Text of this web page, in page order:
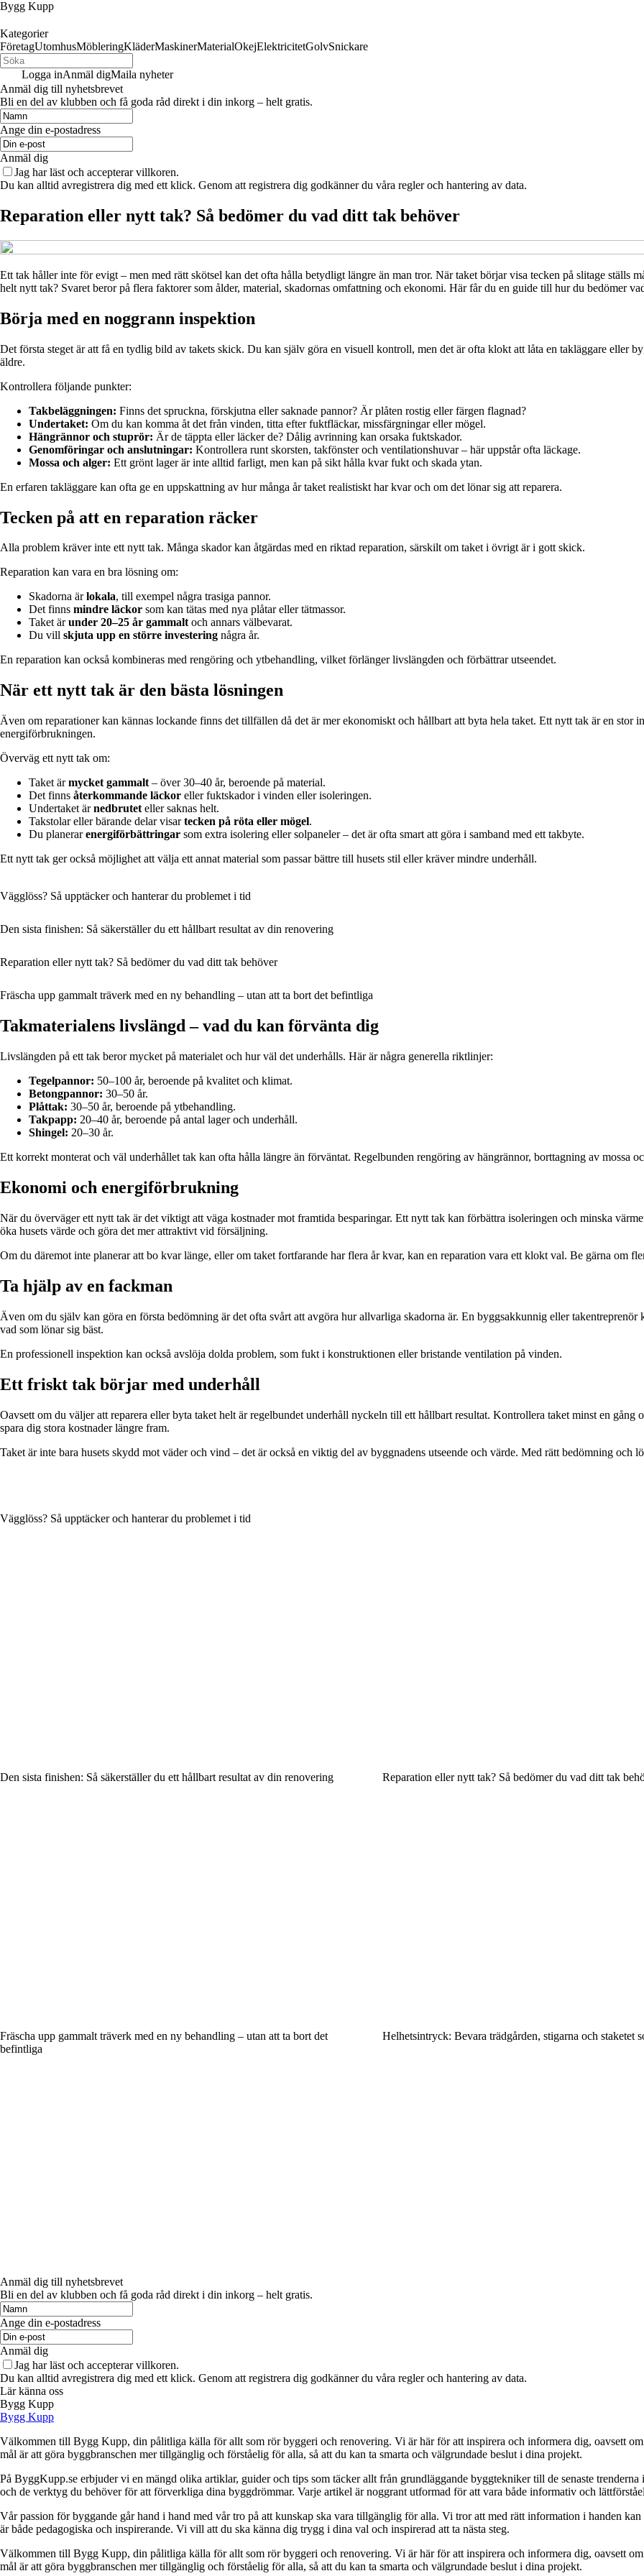
Bygg Kupp
Kategorier
FöretagUtomhusMöbleringKläderMaskinerMaterialOkejElektricitetGolvSnickare
Logga inAnmäl digMaila nyheter
Anmäl dig till nyhetsbrevet
Bli en del av klubben och få goda råd direkt i din inkorg – helt gratis.
Ange din e-postadress
Anmäl dig
Jag har läst och accepterar villkoren.
Du kan alltid avregistrera dig med ett klick. Genom att registrera dig godkänner du våra regler och hantering av data.
Reparation eller nytt tak? Så bedömer du vad ditt tak behöver
Ett tak håller inte för evigt – men med rätt skötsel kan det ofta hålla betydligt längre än man tror. När taket börjar visa tecken på slitage ställs
helt nytt tak? Svaret beror på flera faktorer som ålder, material, skadornas omfattning och ekonomi. Här får du en guide till hur du bedömer
Börja med en noggrann inspektion
Det första steget är att få en tydlig bild av takets skick. Du kan själv göra en visuell kontroll, men det är ofta klokt att låta en takläggare eller
äldre.
Kontrollera följande punkter:
Takbeläggningen: Finns det spruckna, förskjutna eller saknade pannor? Är plåten rostig eller färgen flagnad?
Undertaket: Om du kan komma åt det från vinden, titta efter fuktfläckar, missfärgningar eller mögel.
Hängrännor och stuprör: Är de täppta eller läcker de? Dålig avrinning kan orsaka fuktskador.
Genomföringar och anslutningar: Kontrollera runt skorsten, takfönster och ventilationshuvar – här uppstår ofta läckage.
Mossa och alger: Ett grönt lager är inte alltid farligt, men kan på sikt hålla kvar fukt och skada ytan.
En erfaren takläggare kan ofta ge en uppskattning av hur många år taket realistiskt har kvar och om det lönar sig att reparera.
Tecken på att en reparation räcker
Alla problem kräver inte ett nytt tak. Många skador kan åtgärdas med en riktad reparation, särskilt om taket i övrigt är i gott skick.
Reparation kan vara en bra lösning om:
Skadorna ärlokala, till exempel några trasiga pannor.
Det finns mindre läckor som kan tätas med nya plåtar eller tätmassor.
Taket ärunder 20–25 år gammaltoch annars välbevarat.
Du vill skjuta upp en större investering några år.
En reparation kan också kombineras med rengöring och ytbehandling, vilket förlänger livslängden och förbättrar utseendet.
När ett nytt tak är den bästa lösningen
Även om reparationer kan kännas lockande finns det tillfällen då det är mer ekonomiskt och hållbart att byta hela taket. Ett nytt tak är en stor
energiförbrukningen.
Överväg ett nytt tak om:
Taket ärmycket gammalt – över 30–40 år, beroende på material.
Det finns återkommande läckor eller fuktskador i vinden eller isoleringen.
Undertaket ärnedbrutet eller saknas helt.
Takstolar eller bärande delar visartecken på röta eller mögel.
Du planerarenergiförbättringar som extra isolering eller solpaneler – det är ofta smart att göra i samband med ett takbyte.
Ett nytt tak ger också möjlighet att välja ett annat material som passar bättre till husets stil eller kräver mindre underhåll.
Vägglöss? Så upptäcker och hanterar du problemet i tid
Den sista finishen: Så säkerställer du ett hållbart resultat av din renovering
Reparation eller nytt tak? Så bedömer du vad ditt tak behöver
Fräscha upp gammalt träverk med en ny behandling – utan att ta bort det befintliga
Takmaterialens livslängd – vad du kan förvänta dig
Livslängden på ett tak beror mycket på materialet och hur väl det underhålls. Här är några generella riktlinjer:
Tegelpannor: 50–100 år, beroende på kvalitet och klimat.
Betongpannor: 30–50 år.
Plåttak: 30–50 år, beroende på ytbehandling.
Takpapp: 20–40 år, beroende på antal lager och underhåll.
Shingel: 20–30 år.
Ett korrekt monterat och väl underhållet tak kan ofta hålla längre än förväntat. Regelbunden rengöring av hängrännor, borttagning av mossa
Ekonomi och energiförbrukning
När du överväger ett nytt tak är det viktigt att väga kostnader mot framtida besparingar. Ett nytt tak kan förbättra isoleringen och minska
öka husets värde och göra det mer attraktivt vid försäljning.
Om du däremot inte planerar att bo kvar länge, eller om taket fortfarande har flera år kvar, kan en reparation vara ett klokt val. Be gärna om
Ta hjälp av en fackman
Även om du själv kan göra en första bedömning är det ofta svårt att avgöra hur allvarliga skadorna är. En byggsakkunnig eller
vad som lönar sig bäst.
En professionell inspektion kan också avslöja dolda problem, som fukt i konstruktionen eller bristande ventilation på vinden.
Ett friskt tak börjar med underhåll
Oavsett om du väljer att reparera eller byta taket helt är regelbundet underhåll nyckeln till ett hållbart resultat. Kontrollera taket minst en gång
spara dig stora kostnader längre fram.
Taket är inte bara husets skydd mot väder och vind – det är också en viktig del av byggnadens utseende och värde. Med rätt bedömning och
Vägglöss? Så upptäcker och hanterar du problemet i tid
Den sista finishen: Så säkerställer du ett hållbart resultat av din renovering Reparation eller nytt tak? Så bedömer du vad ditt tak
Fräscha upp gammalt träverk med en ny behandling – utan att ta bort det
befintliga
Helhetsintryck: Bevara trädgården, stigarna och staketet
Anmäl dig till nyhetsbrevet
Bli en del av klubben och få goda råd direkt i din inkorg – helt gratis.
Ange din e-postadress
Anmäl dig
Jag har läst och accepterar villkoren.
Du kan alltid avregistrera dig med ett klick. Genom att registrera dig godkänner du våra regler och hantering av data.
Lär känna oss
Bygg Kupp
Bygg Kupp
Välkommen till Bygg Kupp, din pålitliga källa för allt som rör byggeri och renovering. Vi är här för att inspirera och informera dig, oavsett
mål är att göra byggbranschen mer tillgänglig och förståelig för alla, så att du kan ta smarta och välgrundade beslut i dina projekt.
På ByggKupp.se erbjuder vi en mängd olika artiklar, guider och tips som täcker allt från grundläggande byggtekniker till de senaste
och de verktyg du behöver för att förverkliga dina byggdrömmar. Varje artikel är noggrant utformad för att vara både informativ och
Vår passion för byggande går hand i hand med vår tro på att kunskap ska vara tillgänglig för alla. Vi tror att med rätt information i handen
är både pedagogiska och inspirerande. Vi vill att du ska känna dig trygg i dina val och inspirerad att ta nästa steg.
Välkommen till Bygg Kupp, din pålitliga källa för allt som rör byggeri och renovering. Vi är här för att inspirera och informera dig, oavsett
mål är att göra byggbranschen mer tillgänglig och förståelig för alla, så att du kan ta smarta och välgrundade beslut i dina projekt.